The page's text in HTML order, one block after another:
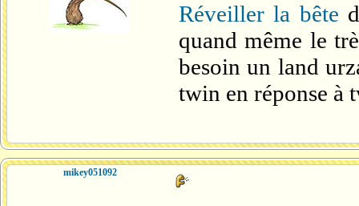
Réveiller la bête
quand même le
besoin un land
twin en réponse à
mikey051092